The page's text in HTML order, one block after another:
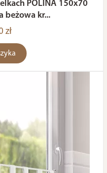
POLINA 150x70
beżowa kr...
zł